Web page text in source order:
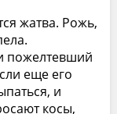
жатва. Рожь,
пожелтевший
еще его
и
косы,